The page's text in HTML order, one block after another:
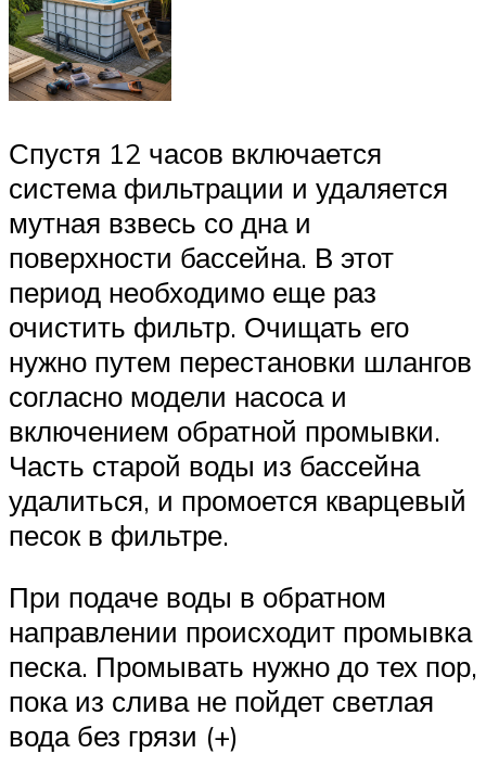
Спустя 12 часов включается
система фильтрации и удаляется
мутная взвесь со дна и
поверхности бассейна. В этот
период необходимо еще раз
очистить фильтр. Очищать его
нужно путем перестановки шлангов
согласно модели насоса и
включением обратной промывки.
Часть старой воды из бассейна
удалиться, и промоется кварцевый
песок в фильтре.
При подаче воды в обратном
направлении происходит промывка
песка. Промывать нужно до тех пор,
пока из слива не пойдет светлая
вода без грязи (+)